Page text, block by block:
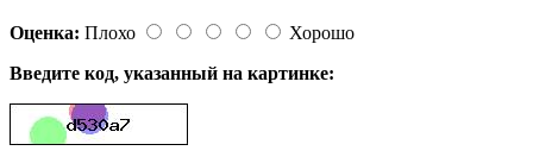
Оценка: Плохо
Хорошо
Введите код, указанный на картинке: